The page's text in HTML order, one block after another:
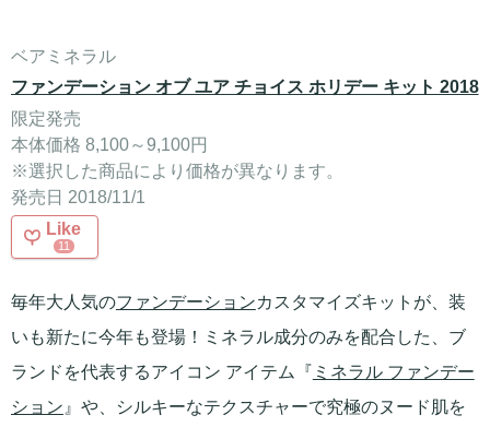
ベアミネラル
ファンデーション オブ ユア チョイス ホリデー キット 2018
限定発売
本体価格 8,100～9,100円
※選択した商品により価格が異なります。
発売日 2018/11/1
Like
11
毎年大人気のファンデーションカスタマイズキットが、装
いも新たに今年も登場！ミネラル成分のみを配合した、ブ
ランドを代表するアイコン アイテム『 ミネラル ファンデー
ション 』や、シルキーなテクスチャーで究極のヌード肌を